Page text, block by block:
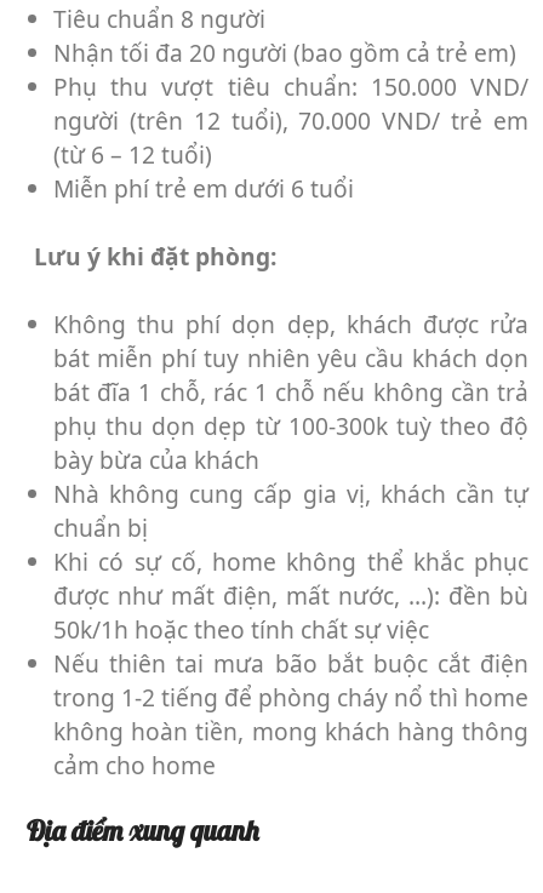
Tiêu chuẩn 8 người
Nhận tối đa 20 người (bao gồm cả trẻ em)
Phụ thu vượt tiêu chuẩn: 150.000 VND/
người (trên 12 tuổi), 70.000 VND/ trẻ em
(từ 6 – 12 tuổi)
Miễn phí trẻ em dưới 6 tuổi
Lưu ý khi đặt phòng:
Không thu phí dọn dẹp, khách được rửa
bát miễn phí tuy nhiên yêu cầu khách dọn
bát đĩa 1 chỗ, rác 1 chỗ nếu không cần trả
phụ thu dọn dẹp từ 100-300k tuỳ theo độ
bày bừa của khách
Nhà không cung cấp gia vị, khách cần tự
chuẩn bị
Khi có sự cố, home không thể khắc phục
được như mất điện, mất nước, …): đền bù
50k/1h hoặc theo tính chất sự việc
Nếu thiên tai mưa bão bắt buộc cắt điện
trong 1-2 tiếng để phòng cháy nổ thì home
không hoàn tiền, mong khách hàng thông
cảm cho home
Địa điểm xung quanh